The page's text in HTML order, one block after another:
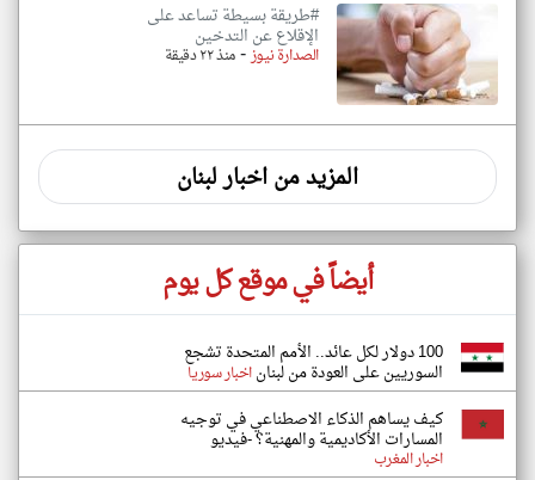
#طريقة بسيطة تساعد على
الإقلاع عن التدخين
الصدارة نيوز-منذ ٢٢ دقيقة
المزيد من اخبار لبنان
أيضاً في موقع كل يوم
100 دولار لكل عائد.. الأمم المتحدة تشجع
السوريين على العودة من لبناناخبار سوريا
كيف يساهم الذكاء الاصطناعي في توجيه
المسارات الأكاديمية والمهنية؟ -فيديو
اخبار المغرب